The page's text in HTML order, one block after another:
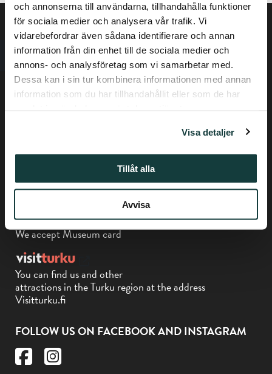
och annonserna till användarna, tillhandahålla funktioner
för sociala medier och analysera vår trafik. Vi
vidarebefordrar även sådana identifierare och annan
information från din enhet till de sociala medier och
annons- och analysföretag som vi samarbetar med.
Dessa kan i sin tur kombinera informationen med annan
information som du har tillhandahållit eller som de har
Visa detaljer
Tillåt alla
Avvisa
Piispankatu 17, Turku
We accept Museum card
You can find us and other
attractions in the Turku region at the address
Visitturku.fi
FOLLOW US ON FACEBOOK AND INSTAGRAM